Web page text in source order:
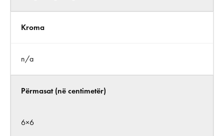
Kroma
n/a
Përmasat (në centimetër)
6×6